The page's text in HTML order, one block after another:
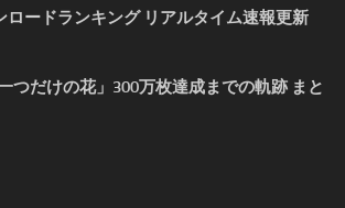
ロードランキング リアルタイム速報更新
つだけの花」300万枚達成までの軌跡 まと